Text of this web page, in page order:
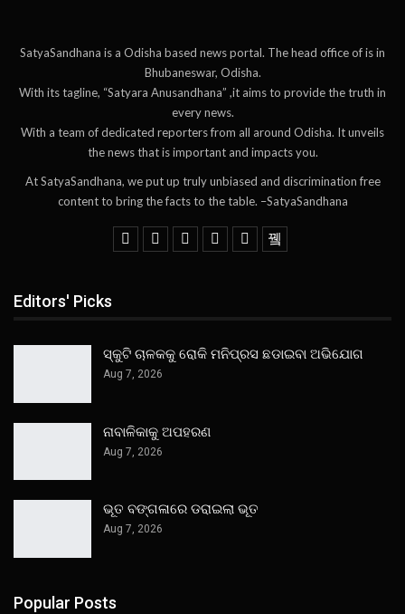
SatyaSandhana is a Odisha based news portal. The head office of is in
Bhubaneswar, Odisha.
With its tagline, “Satyara Anusandhana” ,it aims to provide the truth in
every news.
With a team of dedicated reporters from all around Odisha. It unveils
the news that is important and impacts you.
At SatyaSandhana, we put up truly unbiased and discrimination free
content to bring the facts to the table. –SatyaSandhana
Editors' Picks
ସ୍କୁଟି ଚାଳକକୁ ରୋକି ମନିପ୍ରସ ଛଡାଇବା ଅଭିଯୋଗ
Aug 7, 2026
ନାବାଳିକାକୁ ଅପହରଣ
Aug 7, 2026
ଭୂତ ବଙ୍ଗଳାରେ ଡରାଇଲା ଭୂତ
Aug 7, 2026
Popular Posts